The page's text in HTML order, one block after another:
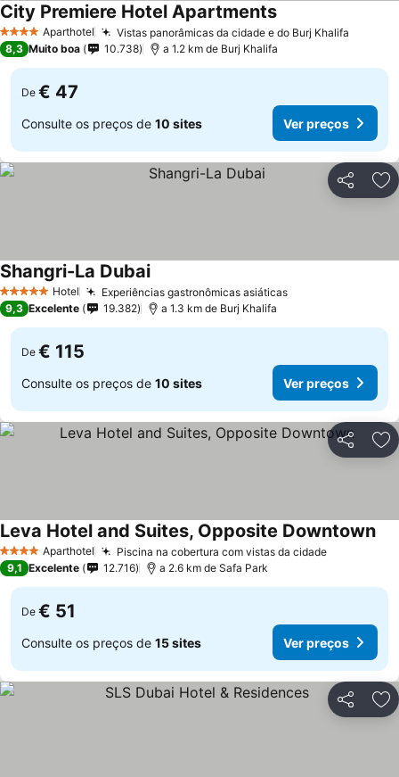
4 EstrelasAparthotel Vistas panorâmicas da cidade e do Burj Khalifa
City Premiere Hotel Apartments
8,3 Muito boa 10.738 a 1.2 km de Burj Khalifa
De € 47
Consulte os preços de 10 sites Ver preços
Partilhar
5 Estrelas Hotel Experiências gastronômicas asiáticas
Shangri-La Dubai
9,3 Excelente 19.382 a 1.3 km de Burj Khalifa
De € 115
Consulte os preços de 10 sites Ver preços
Partilhar
4 EstrelasAparthotel Piscina na cobertura com vistas da cidade
Leva Hotel and Suites, Opposite Downtown
9,1 Excelente 12.716 a 2.6 km de Safa Park
De € 51
Consulte os preços de 15 sites Ver preços
Partilhar